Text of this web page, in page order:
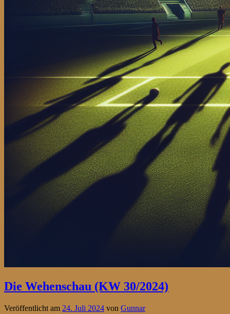
Die Wehenschau (KW 30/2024)
Veröffentlicht am 24. Juli 2024 von Gunnar